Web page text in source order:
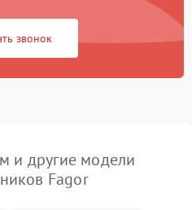
звонок
и другие модели
Fagor